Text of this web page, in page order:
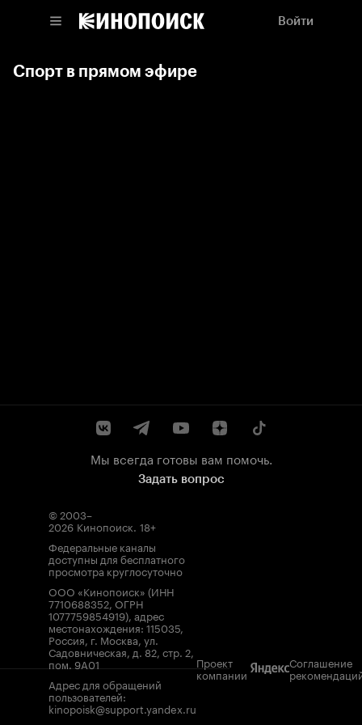
Войти
Спорт в прямом эфире
Мы всегда готовы вам помочь.
Задать вопрос
© 2003–
2026 Кинопоиск. 18+
Федеральные каналы
доступны для бесплатного
просмотра круглосуточно
ООО «Кинопоиск» (ИНН
7710688352, ОГРН
1077759854919), адрес
местонахождения: 115035,
Россия, г. Москва, ул.
Садовническая, д. 82, стр. 2,
пом. 9А01
Адрес для обращений
пользователей:
kinopoisk@support.yandex.ru
Проект
компании
Соглашение